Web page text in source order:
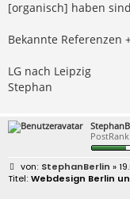
[organisch] haben
Bekannte Referenzen
LG nach Leipzig
Stephan
B
e
i
StephanBerlin »
Webdesign Berlin